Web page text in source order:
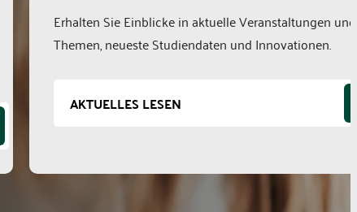
Erhalten Sie Einblicke in aktuelle Veranstaltungen und
Themen, neueste Studiendaten und Innovationen.
AKTUELLES LESEN